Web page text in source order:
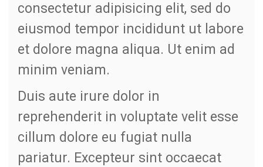
consectetur adipisicing elit, sed do
eiusmod tempor incididunt ut labore
et dolore magna aliqua. Ut enim ad
minim veniam.
Duis aute irure dolor in
reprehenderit in voluptate velit esse
cillum dolore eu fugiat nulla
pariatur. Excepteur sint occaecat